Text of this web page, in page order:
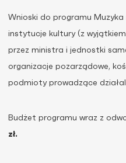
Wnioski do programu
instytucje kultury (z
przez ministra i jednostki
organizacje pozarządowe,
podmioty prowadzące
Budżet programu wraz z
zł.